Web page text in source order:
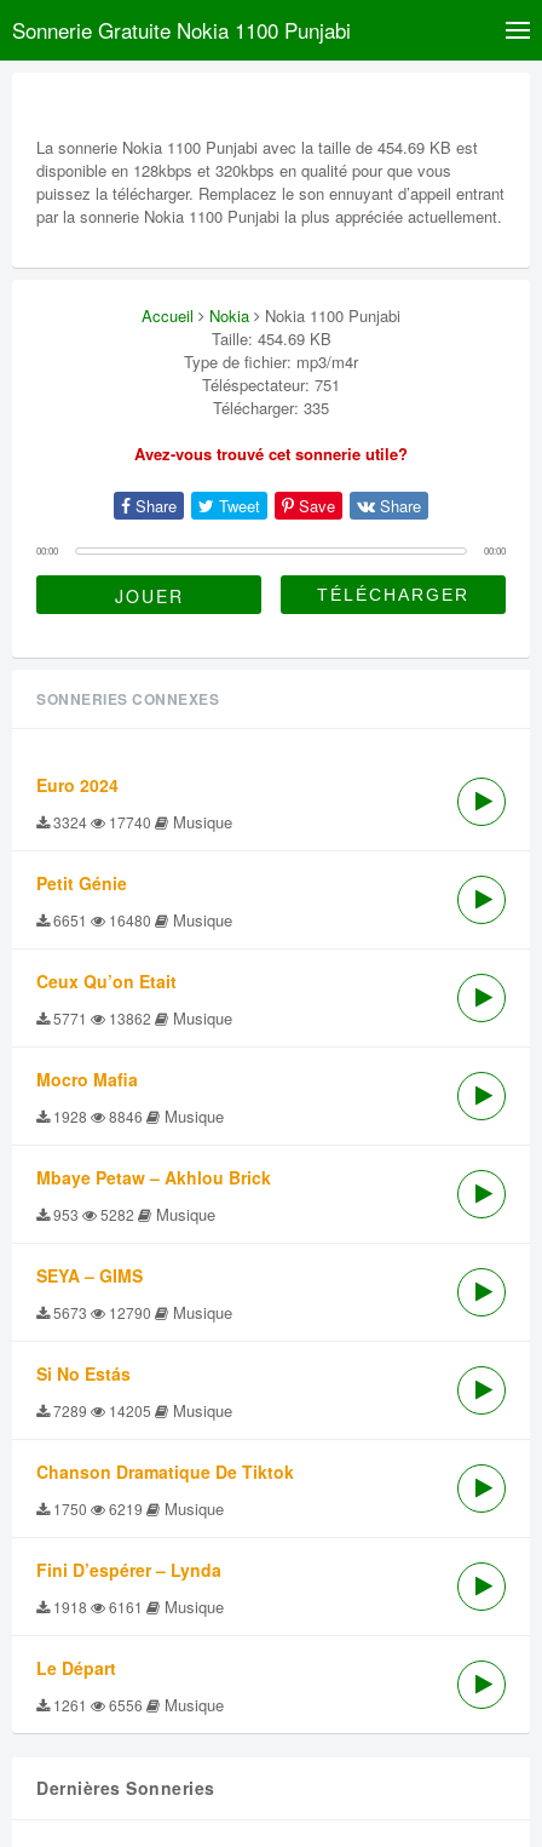
Sonnerie Gratuite Nokia 1100 Punjabi
La sonnerie Nokia 1100 Punjabi avec la taille de 454.69 KB est
disponible en 128kbps et 320kbps en qualité pour que vous
puissez la télécharger. Remplacez le son ennuyant d’appeil entrant
par la sonnerie Nokia 1100 Punjabi la plus appréciée actuellement.
Accueil Nokia
Nokia 1100 Punjabi
Taille: 454.69 KB
Type de fichier: mp3/m4r
Téléspectateur: 751
Télécharger: 335
Avez-vous trouvé cet sonnerie utile?
Share Tweet Save Share
00:00 00:00
JOUER
SONNERIES CONNEXES
Euro 2024
3324 17740 Musique
Petit Génie
6651 16480 Musique
Ceux Qu’on Etait
5771 13862 Musique
Mocro Mafia
1928 8846 Musique
Mbaye Petaw – Akhlou Brick
953 5282 Musique
SEYA – GIMS
5673 12790 Musique
Si No Estás
7289 14205 Musique
Chanson Dramatique De Tiktok
1750 6219 Musique
Fini D’espérer – Lynda
1918 6161 Musique
Le Départ
1261 6556 Musique
Dernières Sonneries